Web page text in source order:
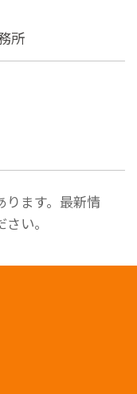
所
ます。最新情
い。